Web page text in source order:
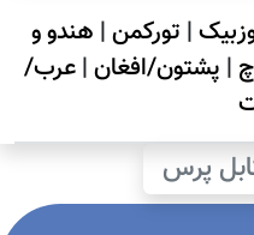
| تورکمن| هندو و
| پشتون/افغان|عرب/
پرس